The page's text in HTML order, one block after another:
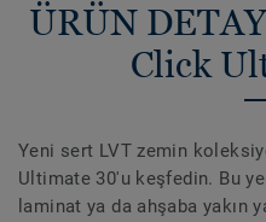
ÜRÜN
Click
Yeni sert LVT zemin
Ultimate 30'u keşfedin. Bu
laminat ya da ahşaba yakın